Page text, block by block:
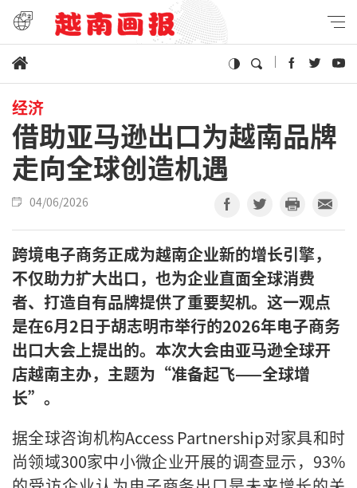
经济
借助亚马逊出口为越南品牌
走向全球创造机遇
04/06/2026
跨境电子商务正成为越南企业新的增长引擎，
不仅助力扩大出口，也为企业直面全球消费
者、打造自有品牌提供了重要契机。这一观点
是在6月2日于胡志明市举行的2026年电子商务
出口大会上提出的。本次大会由亚马逊全球开
店越南主办，主题为“准备起飞——全球增
长”。
据全球咨询机构Access Partnership对家具和时
尚领域300家中小微企业开展的调查显示，93%